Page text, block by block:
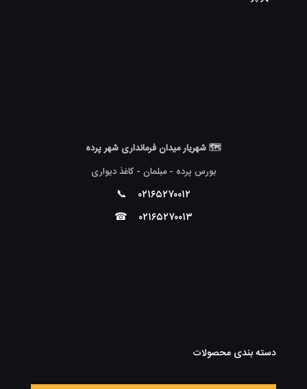
🗺 شهریار میدان فرمانداری شهر پرده
بورس پرده - مبلمان - کاغذ دیواری
۰۲۱۶۵۲۷۰۰۱۲ 📞
۰۲۱۶۵۲۷۰۰۱۳ ☎
دسته بندی محصولات